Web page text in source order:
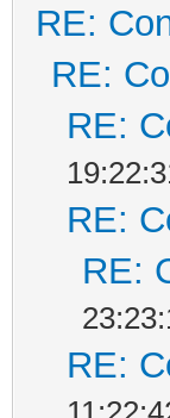
RE:
RE:
RE:
RE:
RE:
RE: